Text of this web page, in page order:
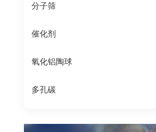
分子筛
催化剂
氧化铝陶球
多孔碳